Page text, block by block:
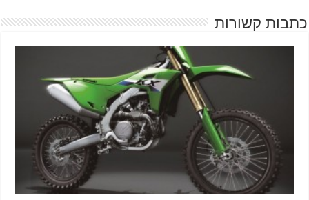
כתבות קשורות